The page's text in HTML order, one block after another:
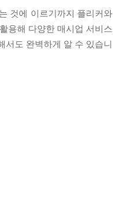
것에 이르기까지 플리커와
용해 다양한 매시업 서비스
서도 완벽하게 알 수 있습니